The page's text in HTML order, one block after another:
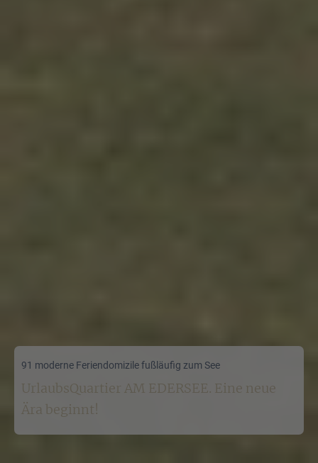
91 moderne Feriendomizile fußläufig zum See
UrlaubsQuartier AM EDERSEE. Eine neue
Ära beginnt!